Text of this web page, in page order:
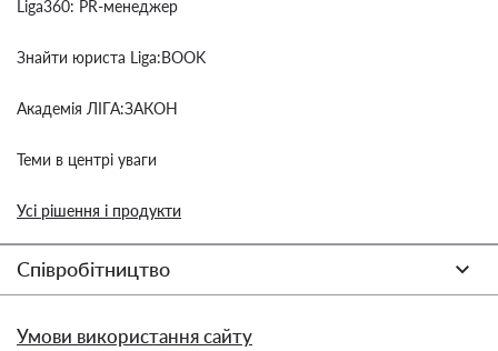
Liga360: PR-менеджер
Знайти юриста Liga:BOOK
Академія ЛІГА:ЗАКОН
Теми в центрі уваги
Усі рішення і продукти
Співробітництво
Умови використання сайту